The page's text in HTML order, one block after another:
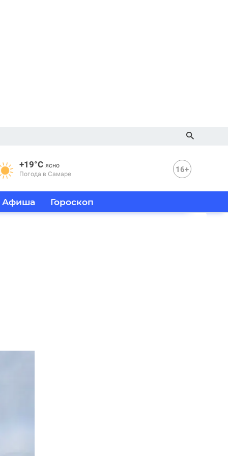
+19°C ясно
Погода в Самаре
16+
Афиша Гороскоп